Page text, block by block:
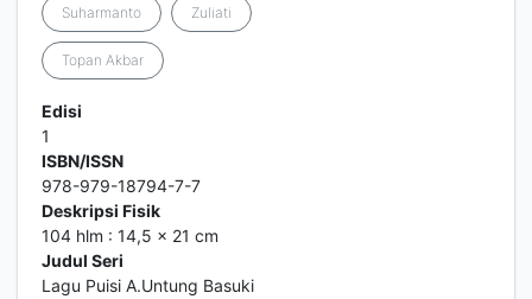
Suharmanto Zuliati
Topan Akbar
Edisi
1
ISBN/ISSN
978-979-18794-7-7
Deskripsi Fisik
104 hlm : 14,5 x 21 cm
Judul Seri
Lagu Puisi A.Untung Basuki